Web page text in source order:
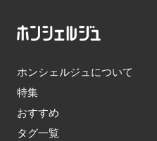
ホンシェルジュについて
特集
おすすめ
タグ一覧